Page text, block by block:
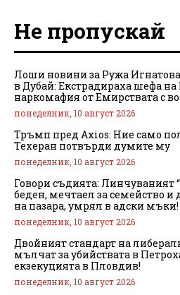
Не пропускай
Лоши новини за Ружа
в Дубай: Екстрадираха шефа
наркомафия от Емирствата с
понеделник, 10 август 2026
Тръмп пред Axios: Ние само
Техеран потвърди думите му
понеделник, 10 август 2026
Говори съдията: Линчуваният
беден, мечтаел за семейство и
на пазара, умрял в адски мъки!
понеделник, 10 август 2026
Двойният стандарт на
мълчат за убийствата в
екзекуцията в Пловдив!
понеделник, 10 август 2026